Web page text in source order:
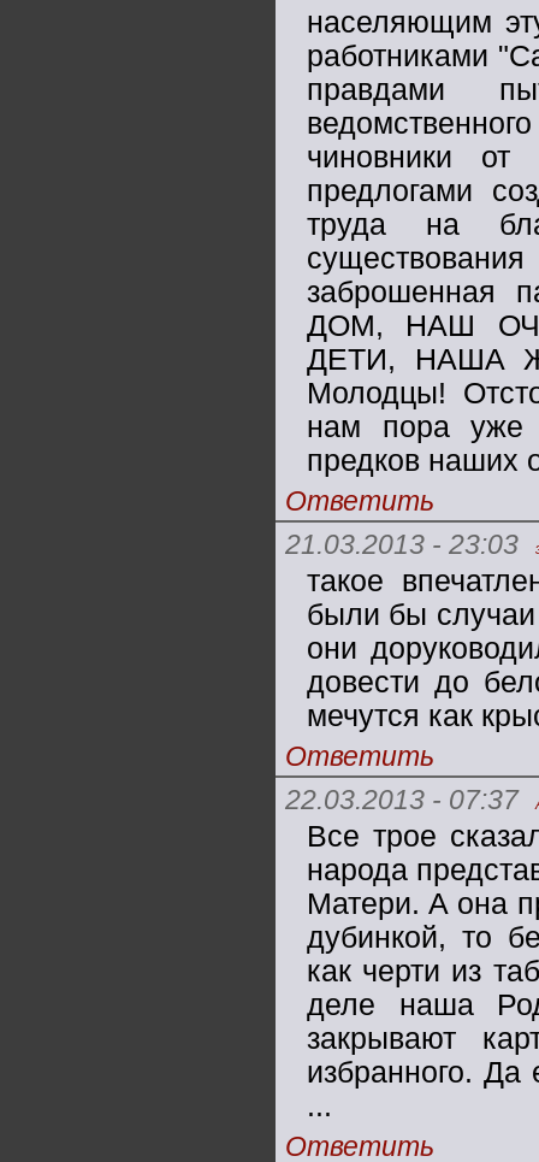
населяющим
работниками
правдами
чиновники от
предлогами
труда на
заброшенная
ДОМ, НАШ
ДЕТИ, НАША
Молодцы!
нам пора уже
предков наших
Ответить
21.03.2013 - 23:03
такое
были бы
они
довести до
мечутся как
Ответить
22.03.2013 - 07:37
Все трое
народа
Матери. А она
дубинкой, то
как черти из
деле наша
закрывают
избранного.
...
Ответить